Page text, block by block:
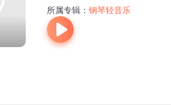
所属专辑： 钢琴轻音乐